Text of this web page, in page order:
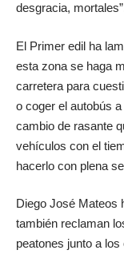
desgracia,
El Primer edil ha
esta zona se haga
carretera para
o coger el autobús
cambio de rasante
vehículos con el
hacerlo con plena
Diego José Mateos
también reclaman
peatones junto a